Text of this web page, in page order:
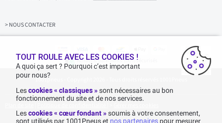
z
v
> NOUS CONTACTER
Achats & paiements 100% sécurisés
1001pneus - Copyright 2026 - Tous droits réservés 1001Pneus
TOUT ROULE AVEC LES COOKIES !
A quoi ça sert ? Pourquoi c’est important
pour nous?
Lescookies « classiques »sont nécessaires au bon
fonctionnement du site et de nos services.
Lescookies « cœur fondant » soumis à votre consentement,
sont utilisés par 1001Pneus et nos partenaires pour mesurer